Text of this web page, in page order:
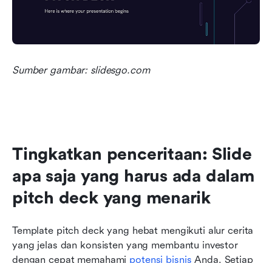
Sumber gambar: slidesgo.com
Tingkatkan penceritaan: Slide
apa saja yang harus ada dalam
pitch deck yang menarik
Template pitch deck yang hebat mengikuti alur cerita
yang jelas dan konsisten yang membantu investor
dengan cepat memahami potensi bisnis Anda. Setiap